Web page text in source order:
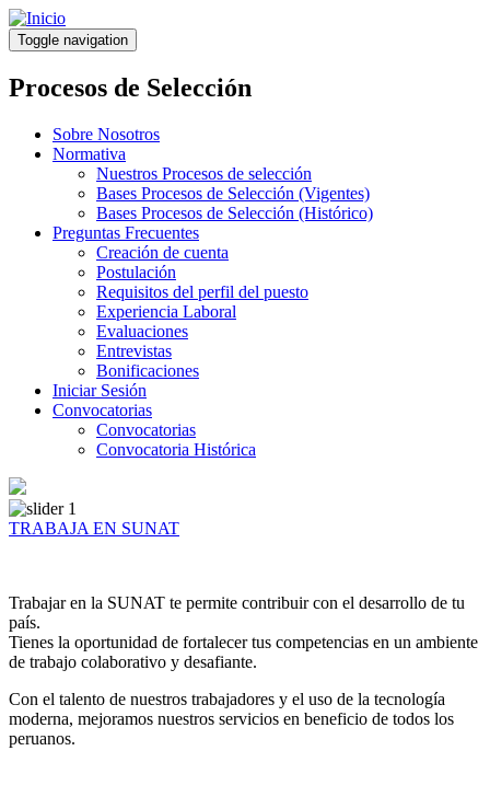
Pasar
al
contenido
principal
Toggle navigation
Procesos de Selección
Sobre Nosotros
Normativa
Nuestros Procesos de selección
Bases Procesos de Selección (Vigentes)
Bases Procesos de Selección (Histórico)
Preguntas Frecuentes
Creación de cuenta
Postulación
Requisitos del perfil del puesto
Experiencia Laboral
Evaluaciones
Entrevistas
Bonificaciones
Iniciar Sesión
Convocatorias
Convocatorias
Convocatoria Histórica
TRABAJA EN SUNAT
Trabajar en la SUNAT te permite contribuir con el desarrollo de tu
país.
Tienes la oportunidad de fortalecer tus competencias en un ambiente
de trabajo colaborativo y desafiante.
Con el talento de nuestros trabajadores y el uso de la tecnología
moderna, mejoramos nuestros servicios en beneficio de todos los
peruanos.